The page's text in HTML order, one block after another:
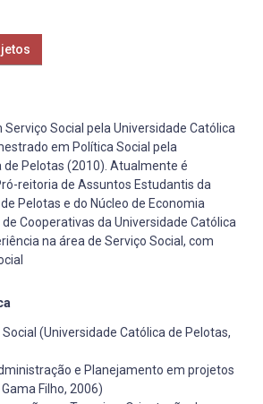
Serviço Social pela Universidade Católica
em Política Social pela
de Pelotas (2010). Atualmente é
reitoria de Assuntos Estudantis da
Pelotas e do Núcleo de Economia
Cooperativas da Universidade Católica
na área de Serviço Social, com
(Universidade Católica de Pelotas,
e Planejamento em projetos
Filho, 2006)